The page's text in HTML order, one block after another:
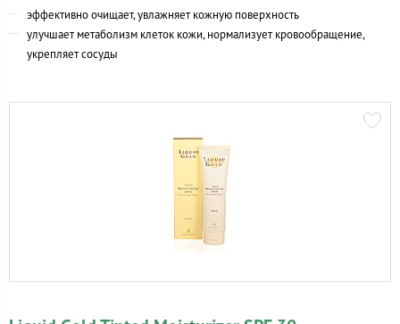
эффективно очищает, увлажняет кожную поверхность
улучшает метаболизм клеток кожи, нормализует кровообращение,
укрепляет сосуды